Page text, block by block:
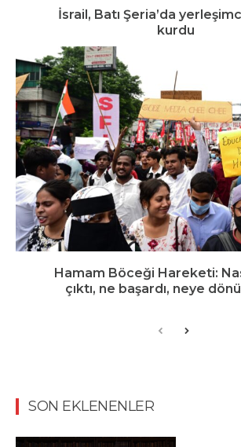
İsrail, Batı Şeria’da
kurdu
Hamam Böceği Hareketi:
çıktı, ne başardı, neye
SON EKLENENLER